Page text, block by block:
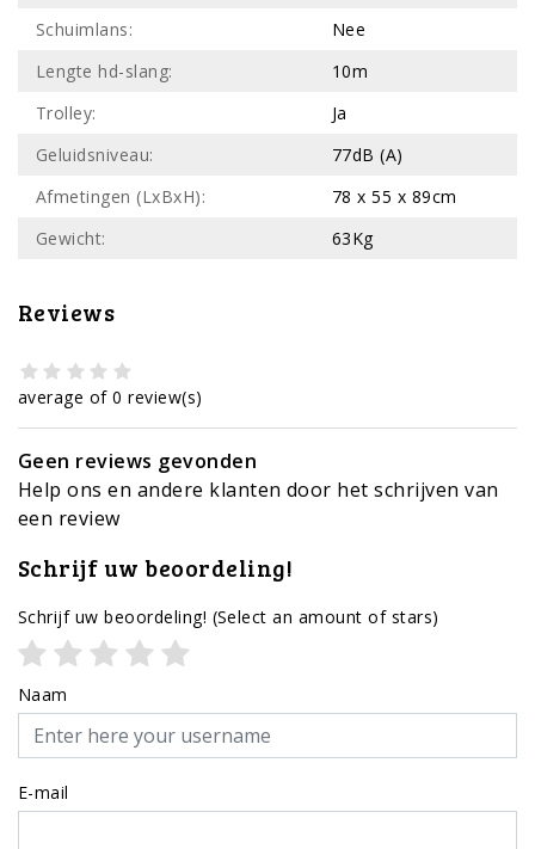
Schuimlans:
Nee
Lengte hd-slang:
10m
Trolley:
Ja
Geluidsniveau:
77dB (A)
Afmetingen (LxBxH):
78 x 55 x 89cm
Gewicht:
63Kg
Reviews
average of 0 review(s)
Geen reviews gevonden
Help ons en andere klanten door het schrijven van
een review
Schrijf uw beoordeling!
Schrijf uw beoordeling! (Select an amount of stars)
Naam
E-mail